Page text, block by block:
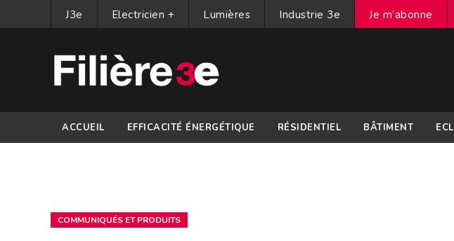
J3e Electricien + Lumières Industrie 3e Je m’abonne
ACCUEIL EFFICACITÉ ÉNERGÉTIQUE RÉSIDENTIEL BÂTIMENT
COMMUNIQUÉS ET PRODUITS